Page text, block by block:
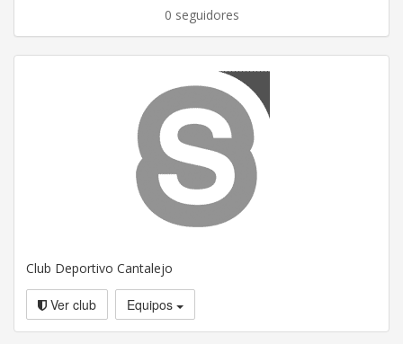
0 seguidores
Club Deportivo Cantalejo
Ver club Equipos